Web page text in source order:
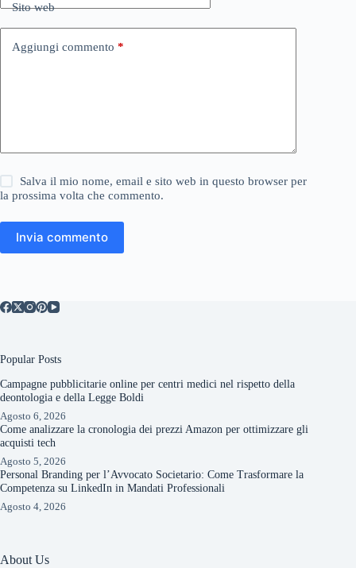
Sito web
Aggiungi commento *
Salva il mio nome, email e sito web in questo browser per
la prossima volta che commento.
Invia commento
Popular Posts
Campagne pubblicitarie online per centri medici nel rispetto della
deontologia e della Legge Boldi
Agosto 6, 2026
Come analizzare la cronologia dei prezzi Amazon per ottimizzare gli
acquisti tech
Agosto 5, 2026
Personal Branding per l’Avvocato Societario: Come Trasformare la
Competenza su LinkedIn in Mandati Professionali
Agosto 4, 2026
About Us